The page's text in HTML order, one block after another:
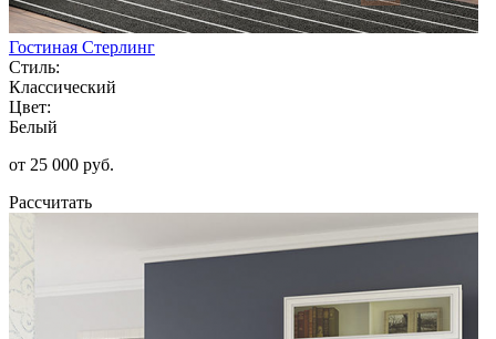
Гостиная Стерлинг
Стиль:
Классический
Цвет:
Белый
от 25 000 руб.
Рассчитать